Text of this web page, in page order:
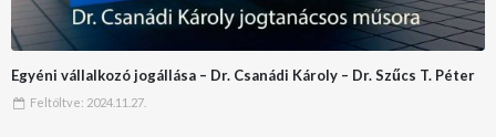
Egyéni vállalkozó jogállása – Dr. Csanádi Károly – Dr. Szűcs T. Péter
Feltöltve: 2024.11.27.